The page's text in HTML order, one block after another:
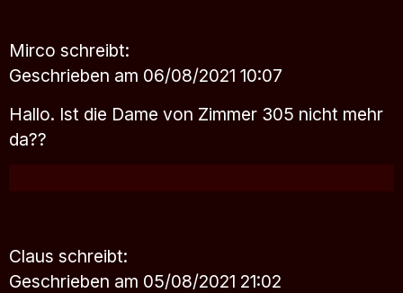
Mirco schreibt:
Geschrieben am 06/08/2021 10:07
Hallo. Ist die Dame von Zimmer 305 nicht mehr
da??
Claus schreibt:
Geschrieben am 05/08/2021 21:02